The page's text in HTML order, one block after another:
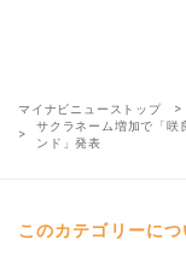
マイナビニューストップ
サクラネーム増加で「咲
ンド」発表
このカテゴリーにつ